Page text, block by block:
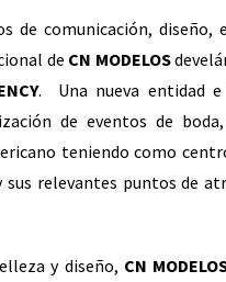
de comunicación,
de CN MODELOS
. Una nueva entidad
de eventos de
teniendo como
sus relevantes puntos de
y diseño, CN